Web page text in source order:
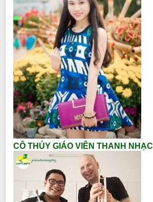
CÔ THỦY GIÁO VIÊN THANH NHẠC